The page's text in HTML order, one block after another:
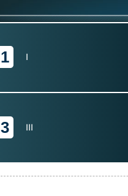
1 I
3 III